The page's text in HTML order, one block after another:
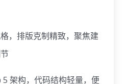
，排版克制精致，聚焦建
架构，代码结构轻量，便